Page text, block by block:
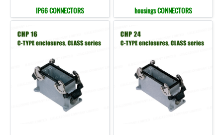
IP66 CONNECTORS housings CONNECTORS